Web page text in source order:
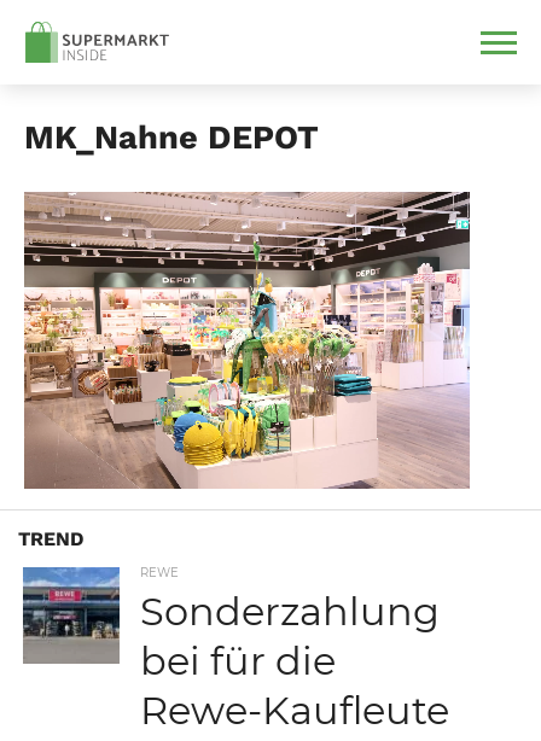
MK_Nahne DEPOT
TREND
REWE
Sonderzahlung
bei für die
Rewe-Kaufleute